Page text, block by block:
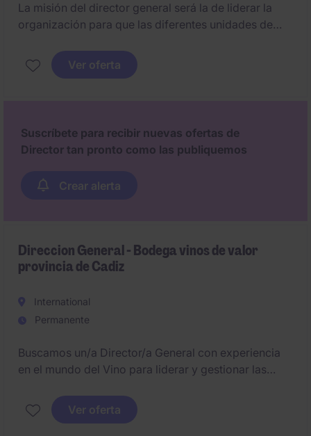
La misión del director general será la de liderar la
organización para que las diferentes unidades de
estrategia global de la compañía.
Ver oferta
Suscríbete para recibir nuevas ofertas de
Director tan pronto como las publiquemos
Crear alerta
Direccion General - Bodega vinos de valor
provincia de Cadiz
International
Permanente
Buscamos un/a Director/a General con experiencia
en el mundo del Vino para liderar y gestionar las
Este puesto estratégico se sitúa en la provincia de
Cadiz y se requiere que el candidato/a seste ubicado
Ver oferta